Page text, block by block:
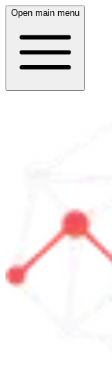
Open main menu